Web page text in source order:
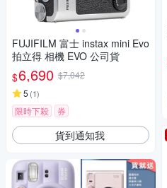
FUJIFILM 富士 instax mini Evo
拍立得 相機 EVO 公司貨
$6,690 $7,042
5 (1)
限時下殺 券
貨到通知我